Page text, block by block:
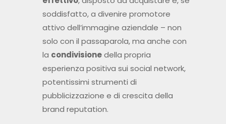
soddisfatto, a divenire promotore
attivo dell’immagine aziendale – non
solo con il passaparola, ma anche con
la condivisionedella propria
esperienza positiva sui social network,
potentissimi strumenti di
pubblicizzazione e di crescita della
brand reputation.